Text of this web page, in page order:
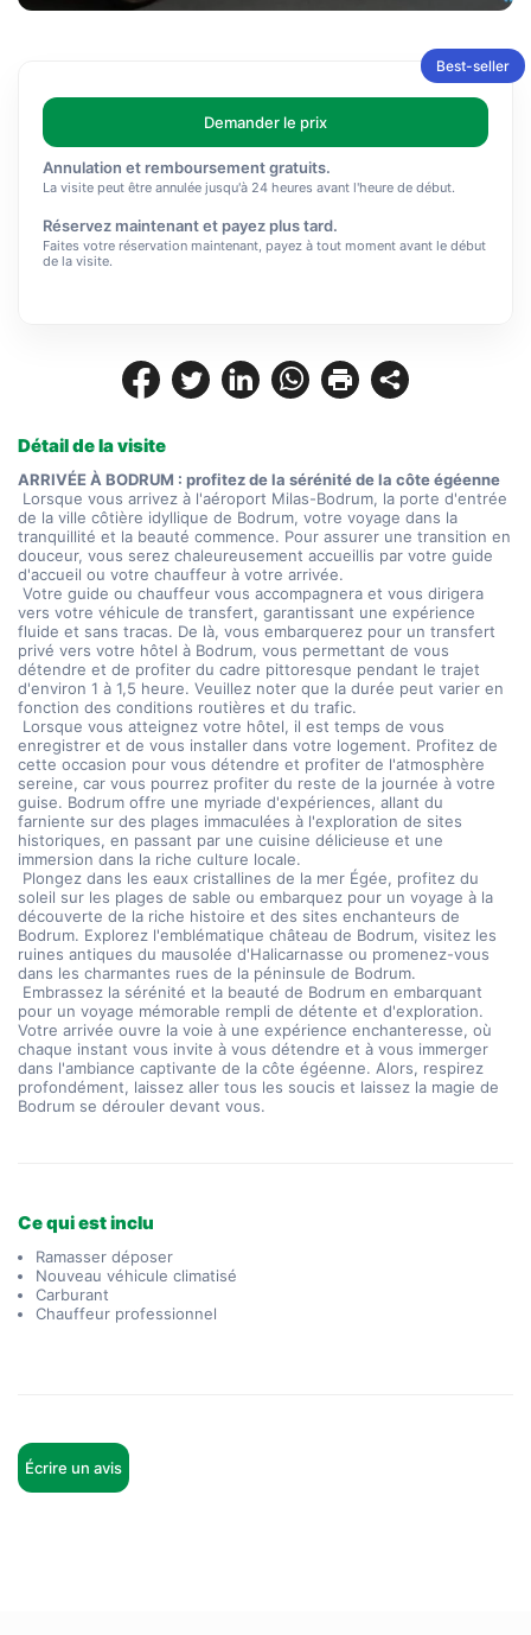
Détail de la visite
ARRIVÉE À BODRUM : profitez de la sérénité de la côte égéenne
de la ville côtière idyllique de Bodrum, votre voyage dans la
tranquillité et la beauté commence. Pour assurer une transition en
douceur, vous serez chaleureusement accueillis par votre guide
d'accueil ou votre chauffeur à votre arrivée.
vers votre véhicule de transfert, garantissant une expérience
fluide et sans tracas. De là, vous embarquerez pour un transfert
privé vers votre hôtel à Bodrum, vous permettant de vous
détendre et de profiter du cadre pittoresque pendant le trajet
d'environ 1 à 1,5 heure. Veuillez noter que la durée peut varier en
fonction des conditions routières et du trafic.
enregistrer et de vous installer dans votre logement. Profitez de
cette occasion pour vous détendre et profiter de l'atmosphère
sereine, car vous pourrez profiter du reste de la journée à votre
guise. Bodrum offre une myriade d'expériences, allant du
farniente sur des plages immaculées à l'exploration de sites
historiques, en passant par une cuisine délicieuse et une
immersion dans la riche culture locale.
soleil sur les plages de sable ou embarquez pour un voyage à la
découverte de la riche histoire et des sites enchanteurs de
Bodrum. Explorez l'emblématique château de Bodrum, visitez les
ruines antiques du mausolée d'Halicarnasse ou promenez-vous
dans les charmantes rues de la péninsule de Bodrum.
pour un voyage mémorable rempli de détente et d'exploration.
Votre arrivée ouvre la voie à une expérience enchanteresse, où
chaque instant vous invite à vous détendre et à vous immerger
dans l'ambiance captivante de la côte égéenne. Alors, respirez
profondément, laissez aller tous les soucis et laissez la magie de
Bodrum se dérouler devant vous.
Ce qui est inclu
Ramasser déposer
Nouveau véhicule climatisé
Carburant
Chauffeur professionnel
Écrire un avis
Best-seller
Demander le prix
Annulation et remboursement gratuits.
La visite peut être annulée jusqu'à 24 heures avant l'heure de début.
Réservez maintenant et payez plus tard.
Faites votre réservation maintenant, payez à tout moment avant le début
de la visite.